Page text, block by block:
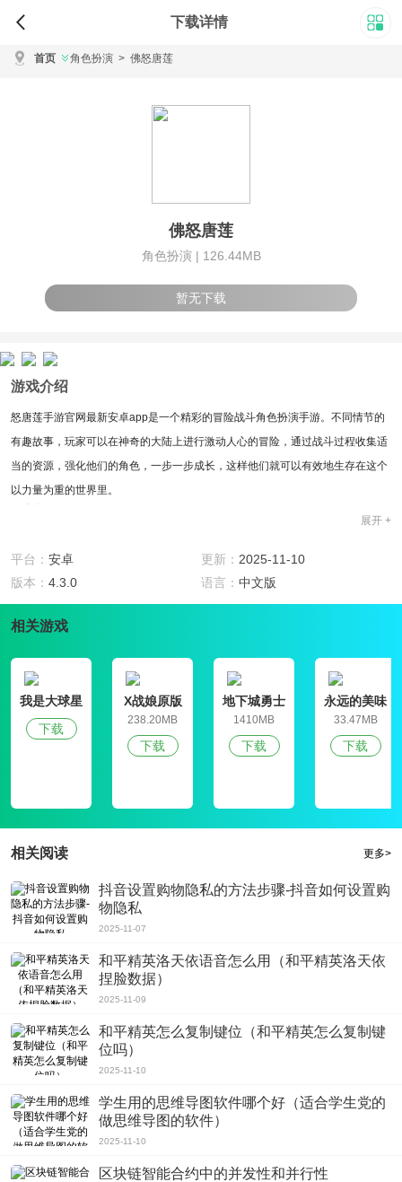
下载详情
首页 角色扮演 > 佛怒唐莲
佛怒唐莲
角色扮演 | 126.44MB
暂无下载
游戏介绍
怒唐莲手游官网最新安卓app是一个精彩的冒险战斗角色扮演手游。不同情节的
有趣故事，玩家可以在神奇的大陆上进行激动人心的冒险，通过战斗过程收集适
当的资源，强化他们的角色，一步一步成长，这样他们就可以有效地生存在这个
以力量为重的世界里。
2.当一个玩家的角色拥有强大的战斗力时，他可以尝试克服一些困难并获得稀有
资源。
3.玩家角色可以和其他玩家组成一个团队来包围和杀死敌人，并分享最后的战利
品。
1.玩家需要杀死合适的魂兽来满足他们的心灵内容，这样他们才能有效地获得合
2.丰富的心灵技能可以任意组合，充分发挥震撼的攻击力量，展现非凡的力量。
3.精致的角色，酷酷的角色外观，高清的图形效果，玩家的视觉非常赏心悦目。
家的角色可以通过震惊来强化自己，并使用合理的方法来增强自己的力量，使自
己的角色更加强大。欢迎在杜罗大陆交朋友，这样你就可以在杜罗世界交朋友，
享受生活的乐趣。
展开 +
平台： 安卓 更新： 2025-11-10
版本： 4.3.0 语言： 中文版
相关游戏
我是大球星
下载
X战娘原版
238.20MB
下载
地下城勇士
官网版
1410MB
下载
永远的美味
星球4破解版
33.47MB
下载
相关阅读 更多>
抖音设置购物隐私的方法步骤-抖音如何设置购
物隐私
2025-11-07
和平精英洛天依语音怎么用（和平精英洛天依
捏脸数据）
2025-11-09
和平精英怎么复制键位（和平精英怎么复制键
位吗）
2025-11-10
学生用的思维导图软件哪个好（适合学生党的
做思维导图的软件）
2025-11-10
区块链智能合约中的并发性和并行性